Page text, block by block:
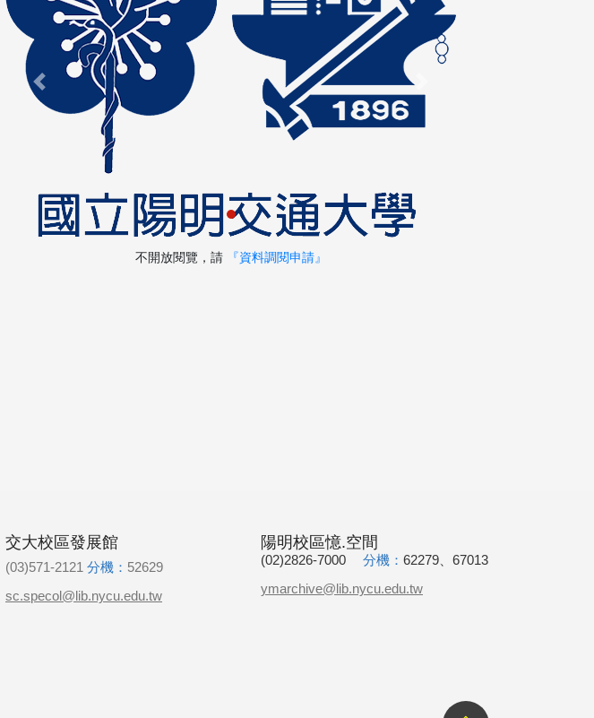
Previous
不開放閱覽，請 『資料調閱申請』
交大校區發展館
(03)571-2121 分機： 52629
sc.specol@lib.nycu.edu.tw
陽明校區憶.空間
(02)2826-7000 分機： 62279、67013
ymarchive@lib.nycu.edu.tw